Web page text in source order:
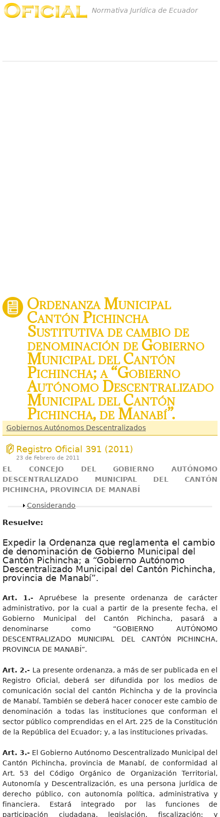
Normativa Jurídica de Ecuador
Ordenanza Municipal
Cantón Pichincha
Sustitutiva de cambio de
denominación de Gobierno
Municipal del Cantón
Pichincha; a “Gobierno
Autónomo Descentralizado
Municipal del Cantón
Pichincha, de Manabí”.
Gobiernos Autónomos Descentralizados
Registro Oficial 391 (2011)
23 de Febrero de 2011
EL CONCEJO DEL GOBIERNO AUTÓNOMO
DESCENTRALIZADO MUNICIPAL DEL CANTÓN
PICHINCHA, PROVINCIA DE MANABÍ
Mostrar
Considerando
Resuelve:
Expedir la Ordenanza que reglamenta el cambio
de denominación de Gobierno Municipal del
Cantón Pichincha; a “Gobierno Autónomo
Descentralizado Municipal del Cantón Pichincha,
provincia de Manabí”.
Art. 1.- Apruébese la presente ordenanza de carácter
administrativo, por la cual a partir de la presente fecha, el
Gobierno Municipal del Cantón Pichincha, pasará a
denominarse como “GOBIERNO AUTÓNOMO
DESCENTRALIZADO MUNICIPAL DEL CANTÓN PICHINCHA,
PROVINCIA DE MANABÍ”.
Art. 2.- La presente ordenanza, a más de ser publicada en el
Registro Oficial, deberá ser difundida por los medios de
comunicación social del cantón Pichincha y de la provincia
de Manabí. También se deberá hacer conocer este cambio de
denominación a todas las instituciones que conforman el
sector público comprendidas en el Art. 225 de la Constitución
de la República del Ecuador; y, a las instituciones privadas.
Art. 3.- El Gobierno Autónomo Descentralizado Municipal del
Cantón Pichincha, provincia de Manabí, de conformidad al
Art. 53 del Código Orgánico de Organización Territorial,
Autonomía y Descentralización, es una persona jurídica de
derecho público, con autonomía política, administrativa y
financiera. Estará integrado por las funciones de
participación ciudadana, legislación, fiscalización; y